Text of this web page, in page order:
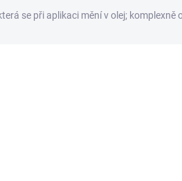
se při aplikaci mění v olej; komplexně